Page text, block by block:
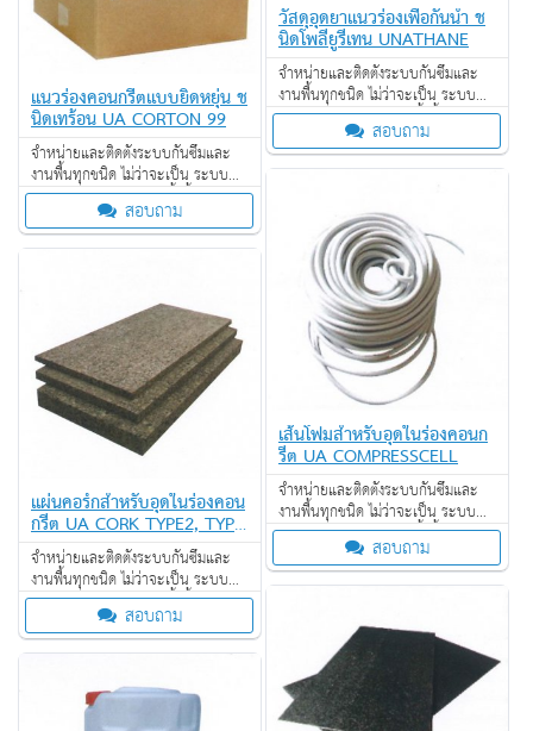
วัสดุอุดยาแนวร่องเพื่อกันน้ำ ช
นิดโพลียูรีเทน UNATHANE
จำหน่ายและติดตั้งระบบกันซึมและ
งานพื้นทุกชนิด ไม่ว่าจะเป็น ระบบ
งานกันซึม ระบบงานติดตั้งพื้น งาน
ป้องกันไฟลาม งานเคลือบปกป้องพื้น
ผิว งานเคลือบสารสะท้อนความร้อน
สอบถาม
แนวร่องคอนกรีตแบบยิดหยุ่น ช
นิดเทร้อน UA CORTON 99
จำหน่ายและติดตั้งระบบกันซึมและ
งานพื้นทุกชนิด ไม่ว่าจะเป็น ระบบ
งานกันซึม ระบบงานติดตั้งพื้น งาน
ป้องกันไฟลาม งานเคลือบปกป้องพื้น
ผิว งานเคลือบสารสะท้อนความร้อน
สอบถาม
เส้นโฟมสำหรับอุดในร่องคอนก
รีต UA COMPRESSCELL
จำหน่ายและติดตั้งระบบกันซึมและ
งานพื้นทุกชนิด ไม่ว่าจะเป็น ระบบ
งานกันซึม ระบบงานติดตั้งพื้น งาน
ป้องกันไฟลาม งานเคลือบปกป้องพื้น
ผิว งานเคลือบสารสะท้อนความร้อน
สอบถาม
แผ่นคอร์กสำหรับอุดในร่องคอน
กรีต UA CORK TYPE2, TYPE
3
จำหน่ายและติดตั้งระบบกันซึมและ
งานพื้นทุกชนิด ไม่ว่าจะเป็น ระบบ
งานกันซึม ระบบงานติดตั้งพื้น งาน
ป้องกันไฟลาม งานเคลือบปกป้องพื้น
ผิว งานเคลือบสารสะท้อนความร้อน
สอบถาม